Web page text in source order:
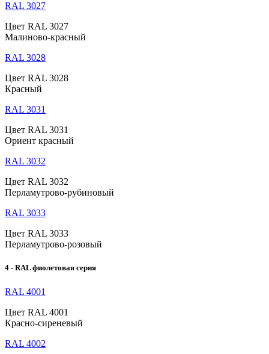
RAL 3027
Цвет RAL 3027
Малиново-красный
RAL 3028
Цвет RAL 3028
Красный
RAL 3031
Цвет RAL 3031
Ориент красный
RAL 3032
Цвет RAL 3032
Перламутрово-рубиновый
RAL 3033
Цвет RAL 3033
Перламутрово-розовый
4 - RAL фиолетовая серия
RAL 4001
Цвет RAL 4001
Красно-сиреневый
RAL 4002